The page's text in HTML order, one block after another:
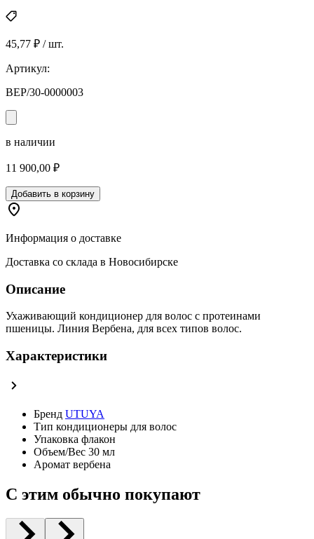
45,77 ₽ / шт.
Артикул:
ВЕР/30-0000003
в наличии
11 900,00 ₽
Добавить в корзину
Информация о доставке
Доставка со склада в Новосибирске
Описание
Ухаживающий кондиционер для волос с протеинами
пшеницы. Линия Вербена, для всех типов волос.
Характеристики
Бренд UTUYA
Тип кондиционеры для волос
Упаковка флакон
Объем/Вес 30 мл
Аромат вербена
С этим обычно покупают